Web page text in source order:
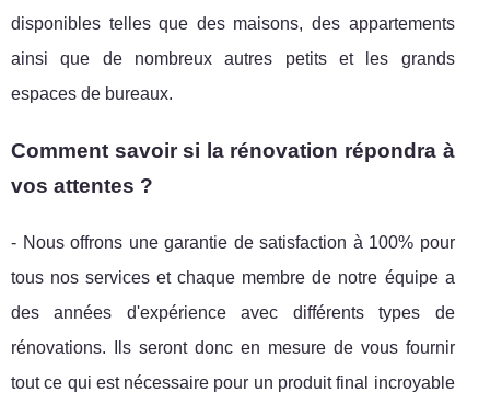
disponibles telles que des maisons, des appartements
ainsi que de nombreux autres petits et les grands
espaces de bureaux.
Comment savoir si la rénovation répondra à
vos attentes ?
- Nous offrons une garantie de satisfaction à 100% pour
tous nos services et chaque membre de notre équipe a
des années d'expérience avec différents types de
rénovations. Ils seront donc en mesure de vous fournir
tout ce qui est nécessaire pour un produit final incroyable